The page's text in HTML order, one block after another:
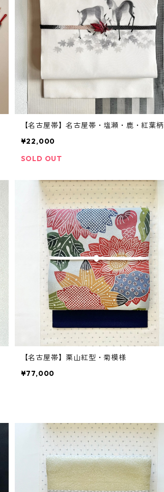
【名古屋帯】名古屋帯・塩瀬・鹿・紅葉柄
¥22,000
SOLD OUT
【名古屋帯】栗山紅型・菊模様
¥77,000